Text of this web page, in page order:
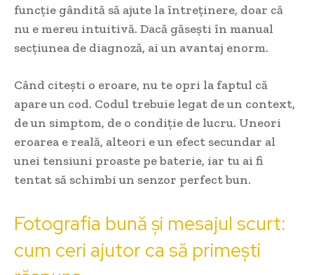
funcție gândită să ajute la întreținere, doar că
nu e mereu intuitivă. Dacă găsești în manual
secțiunea de diagnoză, ai un avantaj enorm.
Când citești o eroare, nu te opri la faptul că
apare un cod. Codul trebuie legat de un context,
de un simptom, de o condiție de lucru. Uneori
eroarea e reală, alteori e un efect secundar al
unei tensiuni proaste pe baterie, iar tu ai fi
tentat să schimbi un senzor perfect bun.
Fotografia bună și mesajul scurt:
cum ceri ajutor ca să primești